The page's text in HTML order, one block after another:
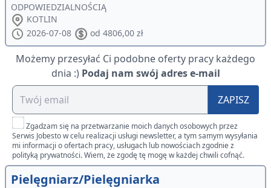
ODPOWIEDZIALNOŚCIĄ
KOTLIN
2026-07-08
od 4806,00 zł
Możemy przesyłać Ci podobne oferty pracy każdego
dnia :) Podaj nam swój adres e-mail
ZAPISZ
Zgadzam się na przetwarzanie moich danych osobowych przez
Serwis Jobesto w celu realizacji usługi newsletter, a tym samym wysyłania
mi informacji o ofertach pracy, usługach lub nowościach zgodnie z
polityką prywatności. Wiem, że zgodę tę mogę w każdej chwili cofnąć.
Pielęgniarz/Pielęgniarka